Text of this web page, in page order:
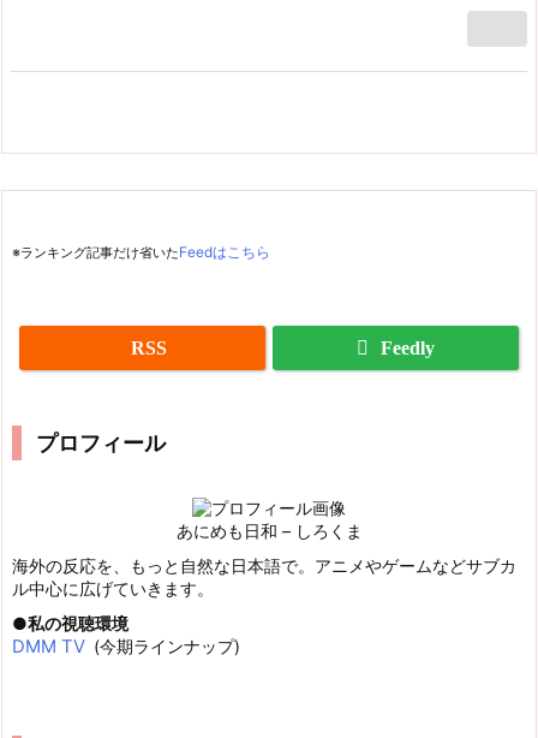
※ランキング記事だけ省いたFeedはこちら
RSS Feedly
プロフィール
あにめも日和 – しろくま
海外の反応を、もっと自然な日本語で。アニメやゲームなどサブカ
ル中心に広げていきます。
私の視聴環境
DMM TV (今期ラインナップ)